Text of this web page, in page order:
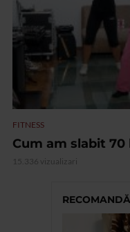
FITNESS
Cum am slabit
15.336 vizualizari